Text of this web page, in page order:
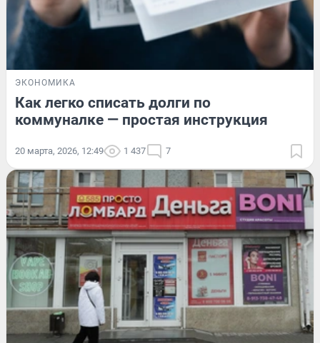
ЭКОНОМИКА
Как легко списать долги по
коммуналке — простая инструкция
20 марта, 2026, 12:49 1 437 7